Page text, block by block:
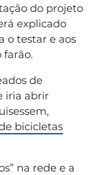
do projeto
explicado
o testar e aos
de
iria abrir
bicicletas
na rede e a